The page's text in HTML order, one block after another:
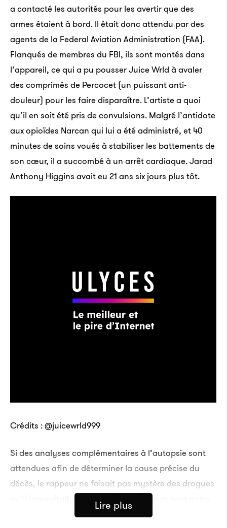
a contacté les autorités pour les avertir que des
armes étaient à bord. Il était donc attendu par des
agents de la Federal Aviation Administration (FAA).
Flanqués de membres du FBI, ils sont montés dans
l’appareil, ce qui a pu pousser Juice Wrld à avaler
des comprimés de Percocet (un puissant anti-
douleur) pour les faire disparaître. L’artiste a quoi
qu’il en soit été pris de convulsions. Malgré l’antidote
aux opioïdes Narcan qui lui a été administré, et 40
minutes de soins voués à stabiliser les battements de
son cœur, il a succombé à un arrêt cardiaque. Jarad
Anthony Higgins avait eu 21 ans six jours plus tôt.
Crédits : @juicewrld999
Si des analyses complémentaires à l’autopsie sont
attendues afin de déterminer la cause précise du
décès, le rappeur ne faisait pas mystère des drogues
qu’il ingurgitait. «
Nous aimions Jarad de tout notre
cœur et nous ne pouvons pas croire que notre temps
Lire plus